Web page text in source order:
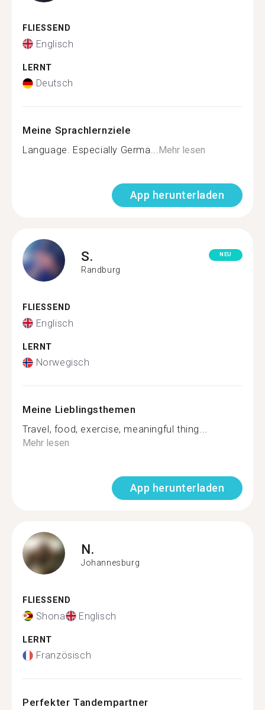
FLIESSEND
Englisch
LERNT
Deutsch
Meine Sprachlernziele
Language. Especially Germa...Mehr lesen
App herunterladen
S.
Randburg
NEU
FLIESSEND
Englisch
LERNT
Norwegisch
Meine Lieblingsthemen
Travel, food, exercise, meaningful thing...
Mehr lesen
App herunterladen
N.
Johannesburg
FLIESSEND
Shona Englisch
LERNT
Französisch
Perfekter Tandempartner